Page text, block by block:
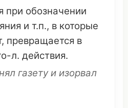
при обозначении
и т.п., в которые
, превращается в
л. действия.
газетуи изорвал